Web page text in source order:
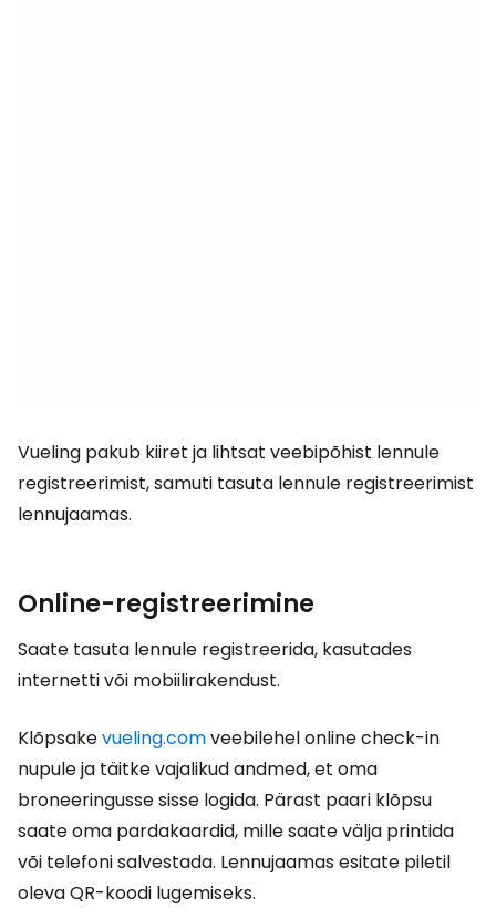
Vueling pakub kiiret ja lihtsat veebipõhist lennule
registreerimist, samuti tasuta lennule registreerimist
lennujaamas.
Online-registreerimine
Saate tasuta lennule registreerida, kasutades
internetti või mobiilirakendust.
Klõpsakevueling.comveebilehel online check-in
nupule ja täitke vajalikud andmed, et oma
broneeringusse sisse logida. Pärast paari klõpsu
saate oma pardakaardid, mille saate välja printida
või telefoni salvestada. Lennujaamas esitate piletil
oleva QR-koodi lugemiseks.